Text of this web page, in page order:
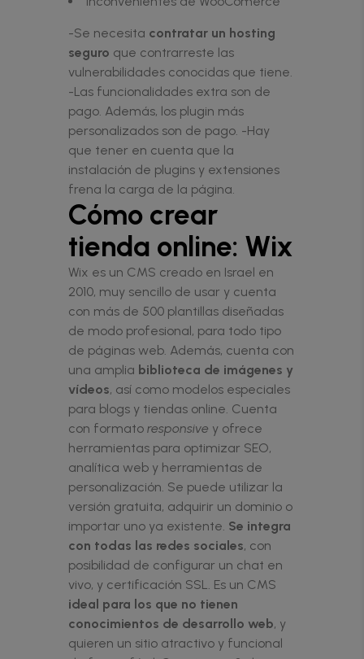
-Se necesita contratar un hosting
seguro que contrarreste las
vulnerabilidades conocidas que tiene.
-Las funcionalidades extra son de
pago. Además, los plugin más
personalizados son de pago. -Hay
que tener en cuenta que la
instalación de plugins y extensiones
frena la carga de la página.
Cómo crear
tienda online: Wix
Wix es un CMS creado en Israel en
2010, muy sencillo de usar y cuenta
con más de 500 plantillas diseñadas
de modo profesional, para todo tipo
de páginas web. Además, cuenta con
una amplia biblioteca de imágenes y
vídeos, así como modelos especiales
para blogs y tiendas online. Cuenta
con formato responsive y ofrece
herramientas para optimizar SEO,
analítica web y herramientas de
personalización. Se puede utilizar la
versión gratuita, adquirir un dominio o
importar uno ya existente. Se integra
con todas las redes sociales, con
posibilidad de configurar un chat en
vivo, y certificación SSL. Es un CMS
ideal para los que no tienen
conocimientos de desarrollo web, y
quieren un sitio atractivo y funcional